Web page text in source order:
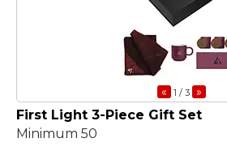
« 1 / 3 »
First Light 3-Piece Gift Set
Minimum 50